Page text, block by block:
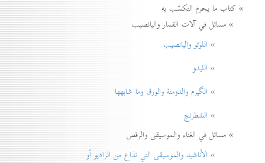
» كتاب ما يحرم التكسّب به
» مسائل في آلات القمار واليانصيب
» اللوتو واليانصيب
» الليدو
» الگيرم والدومنة والورق وما شابهها
» الشطرنج
» مسائل في الغناء والموسيقى والرقص
» الأناشيد والموسيقی التي تذاع من الراديو أو